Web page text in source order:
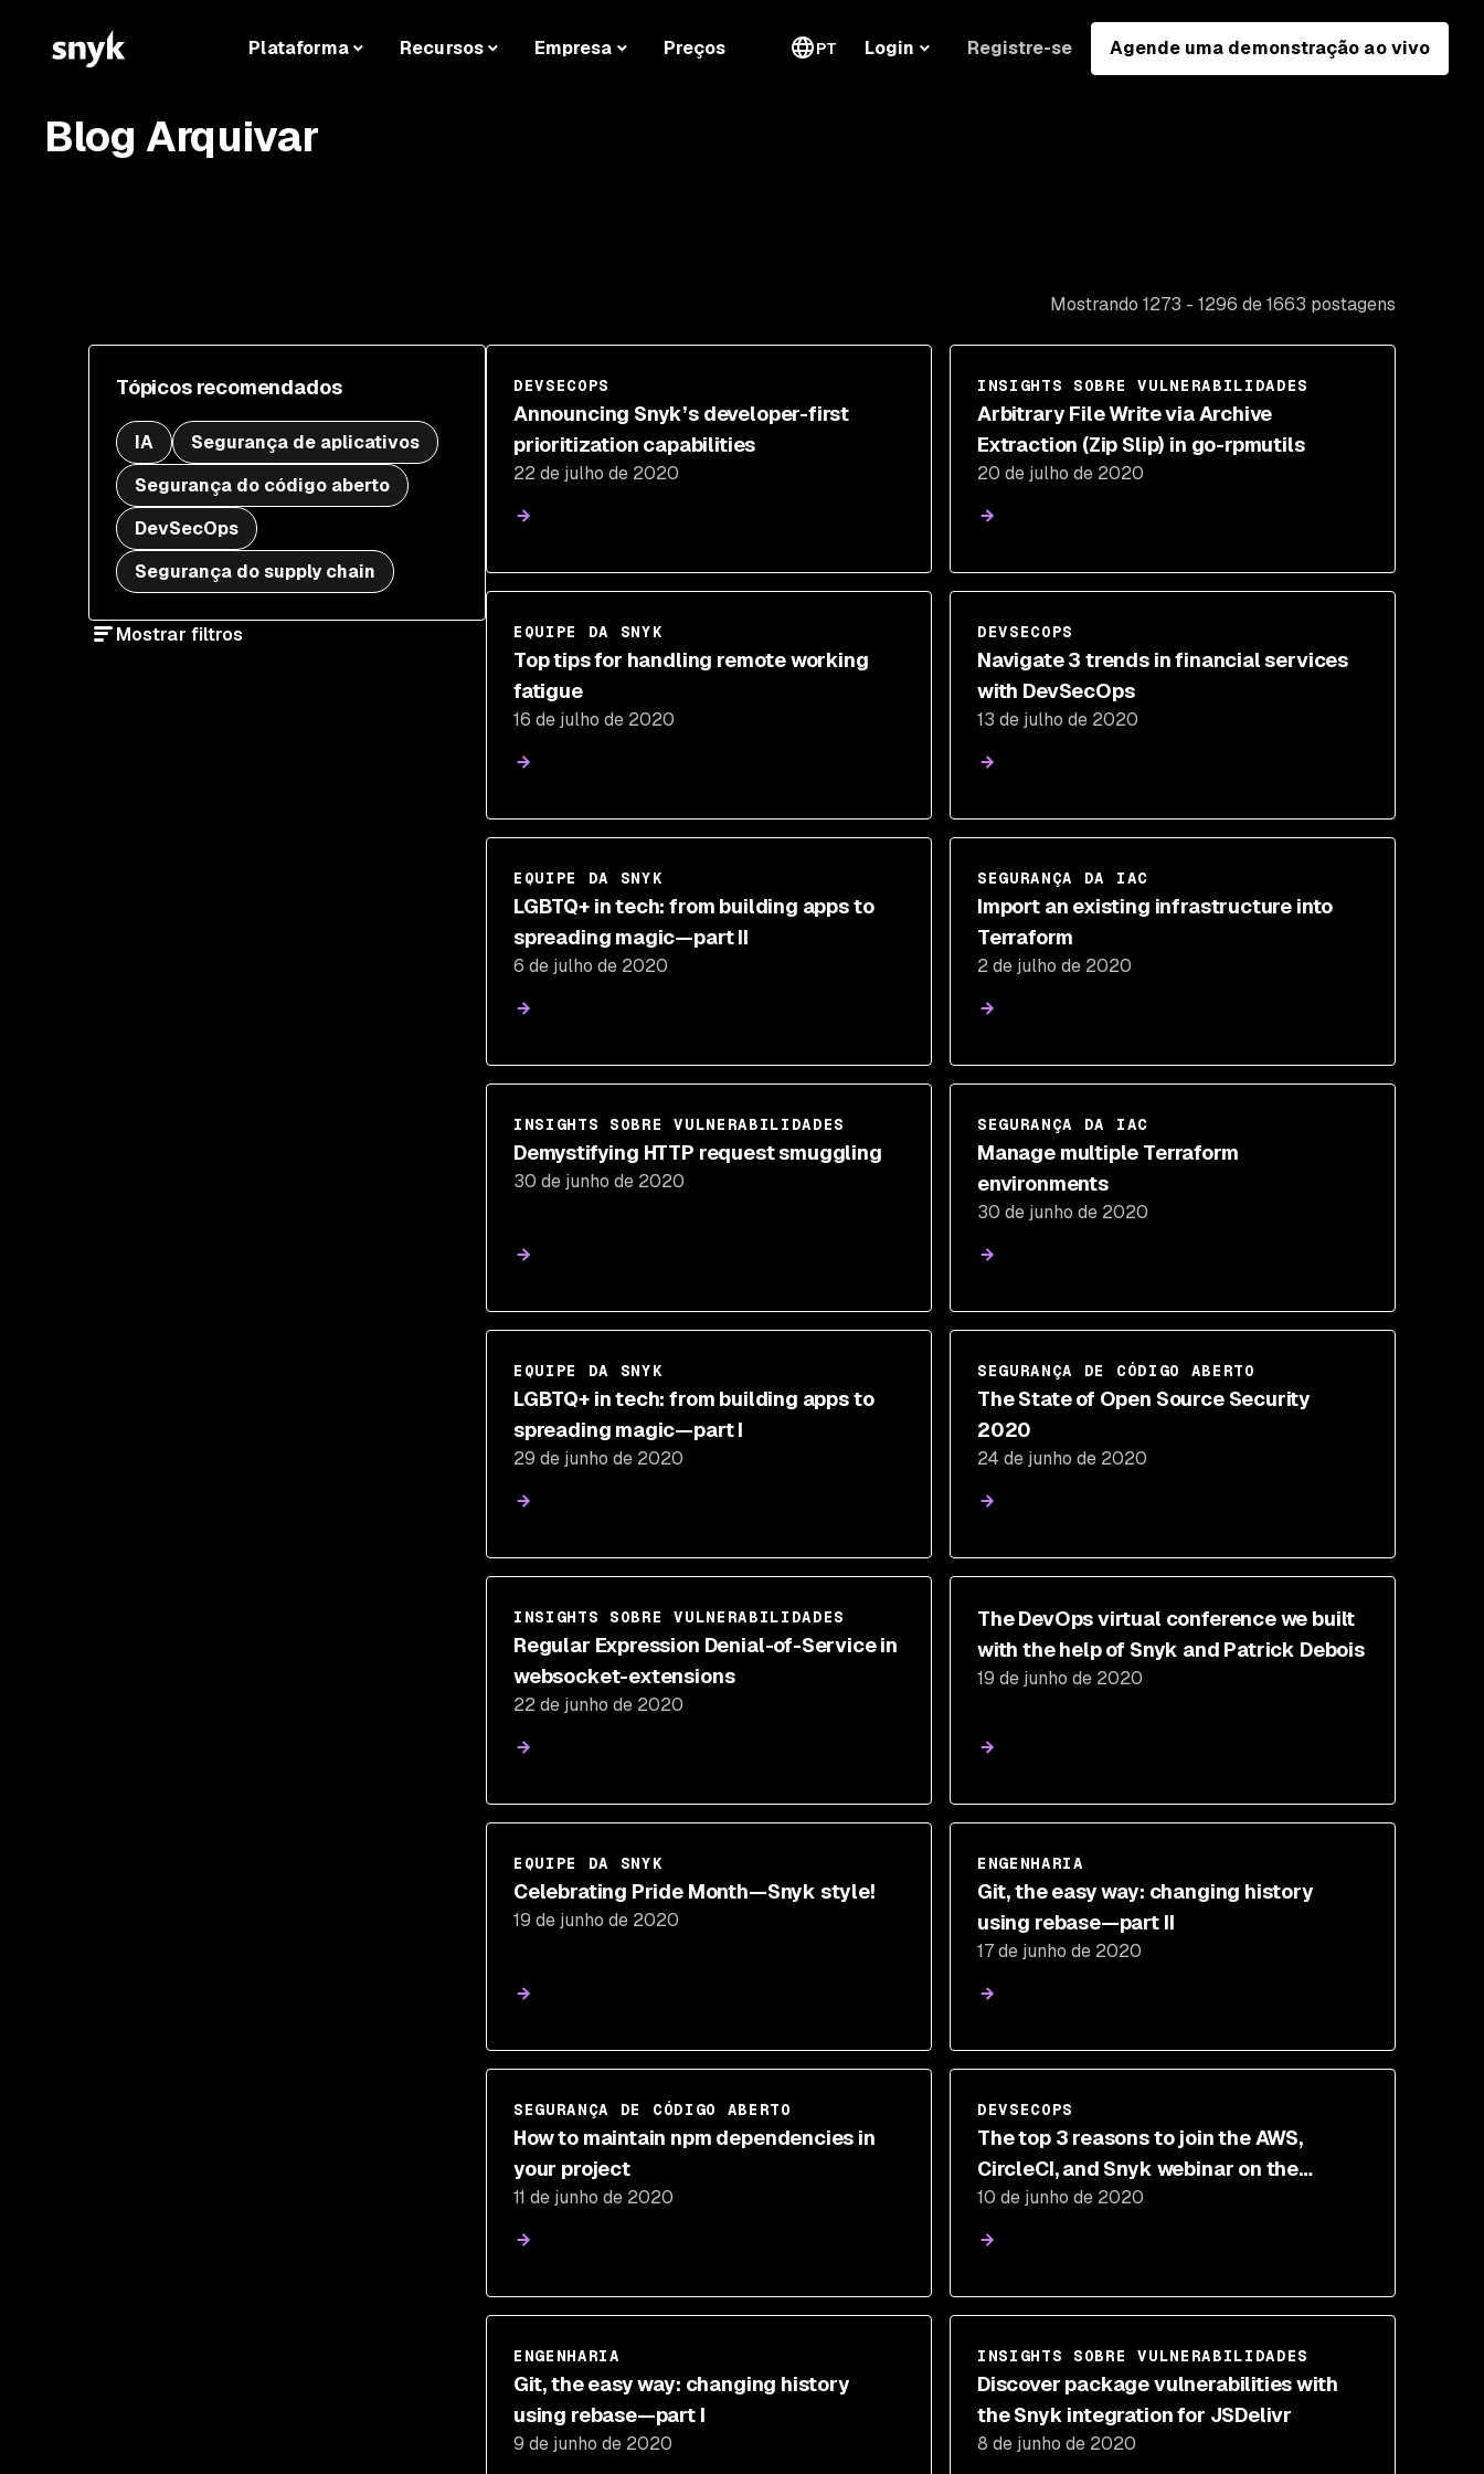
Plataforma Recursos Empresa Preços PT Login Registre-se Agende uma demonstração ao vivo
Blog Arquivar
Tópicos recomendados
IA
Segurança de aplicativos
Segurança do código aberto
DevSecOps
Segurança do supply chain
Mostrar filtros
Mostrando 1273 - 1296 de 1663 postagens
DEVSECOPS
Announcing Snyk’s developer-first
prioritization capabilities
22 de julho de 2020
INSIGHTS SOBRE VULNERABILIDADES
Arbitrary File Write via Archive
Extraction (Zip Slip) in go-rpmutils
20 de julho de 2020
EQUIPE DA SNYK
Top tips for handling remote working
fatigue
16 de julho de 2020
DEVSECOPS
Navigate 3 trends in financial services
with DevSecOps
13 de julho de 2020
EQUIPE DA SNYK
LGBTQ+ in tech: from building apps to
spreading magic—part II
6 de julho de 2020
SEGURANÇA DA IAC
Import an existing infrastructure into
Terraform
2 de julho de 2020
INSIGHTS SOBRE VULNERABILIDADES
Demystifying HTTP request smuggling
30 de junho de 2020
SEGURANÇA DA IAC
Manage multiple Terraform
environments
30 de junho de 2020
EQUIPE DA SNYK
LGBTQ+ in tech: from building apps to
spreading magic—part I
29 de junho de 2020
SEGURANÇA DE CÓDIGO ABERTO
The State of Open Source Security
2020
24 de junho de 2020
INSIGHTS SOBRE VULNERABILIDADES
Regular Expression Denial-of-Service in
websocket-extensions
22 de junho de 2020
The DevOps virtual conference we built
with the help of Snyk and Patrick Debois
19 de junho de 2020
EQUIPE DA SNYK
Celebrating Pride Month—Snyk style!
19 de junho de 2020
ENGENHARIA
Git, the easy way: changing history
using rebase—part II
17 de junho de 2020
SEGURANÇA DE CÓDIGO ABERTO
How to maintain npm dependencies in
your project
11 de junho de 2020
DEVSECOPS
The top 3 reasons to join the AWS,
CircleCI, and Snyk webinar on the
DevSecOps journey
10 de junho de 2020
ENGENHARIA
Git, the easy way: changing history
using rebase—part I
9 de junho de 2020
INSIGHTS SOBRE VULNERABILIDADES
Discover package vulnerabilities with
the Snyk integration for JSDelivr
8 de junho de 2020